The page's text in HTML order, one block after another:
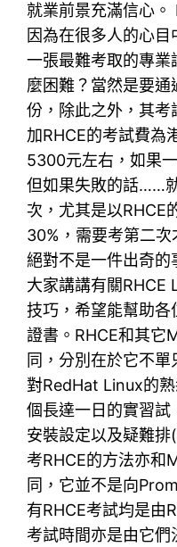
就業前景充滿信心。
因為在很多人的心目
一張最難考取的專
麼困難？當然是要
份，除此之外，其
加RHCE的考試費為
5300元左右，如果
但如果失敗的話……
次，尤其是以RHCE
30%，需要考第二次
絕對不是一件出奇
大家講講有關RHCE
技巧，希望能幫助各
證書。RHCE和其它
同，分別在於它不
對RedHat Linux的
個長達一日的實習
安裝設定以及疑難
考RHCE的方法亦和
同，它並不是向
有RHCE考試均是由
考試時間亦是由它們